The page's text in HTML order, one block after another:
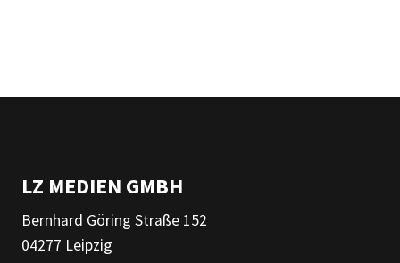
LZ MEDIEN GMBH
Bernhard Göring Straße 152
04277 Leipzig